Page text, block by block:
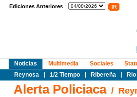
Ediciones Anteriores
Noticias
Reynosa
1/2 Tiempo Ribereña
Multimedia Sociales
Alerta Policiaca/